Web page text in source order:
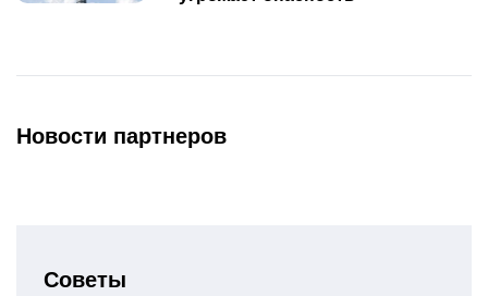
Новости партнеров
Советы